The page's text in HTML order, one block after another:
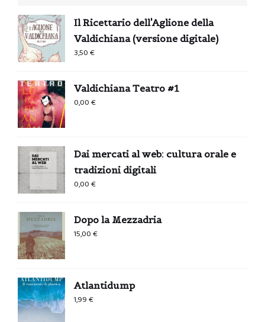
Il Ricettario dell'Aglione della
Valdichiana (versione digitale)
3,50€
Valdichiana Teatro #1
0,00€
Dai mercati al web: cultura orale e
tradizioni digitali
0,00€
Dopo la Mezzadria
15,00€
Atlantidump
1,99€